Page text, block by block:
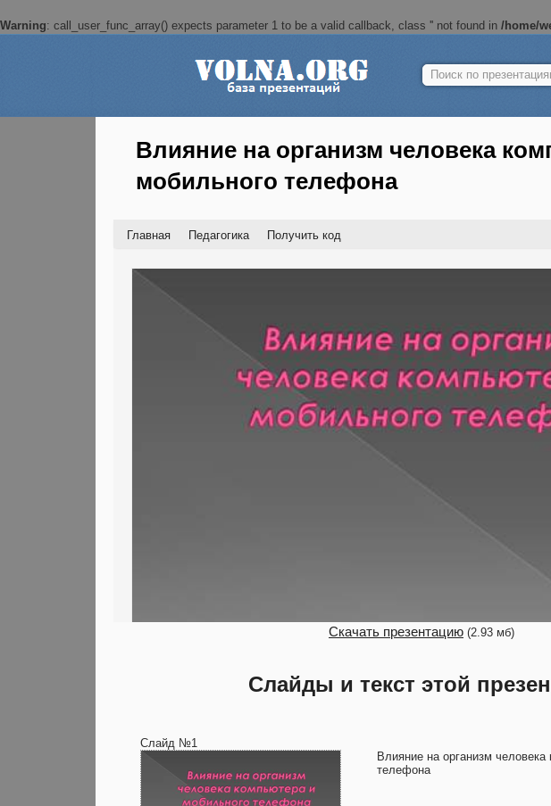
Warning: call_user_func_array() expects parameter 1 to be a valid callback, class '' not found in /home/
Найти:
Влияние на организм человека
мобильного телефона
Главная Педагогика Получить код
Скачать презентацию (2.93 мб)
Слайды и текст этой
Слайд №1
Влияние на организм
телефона